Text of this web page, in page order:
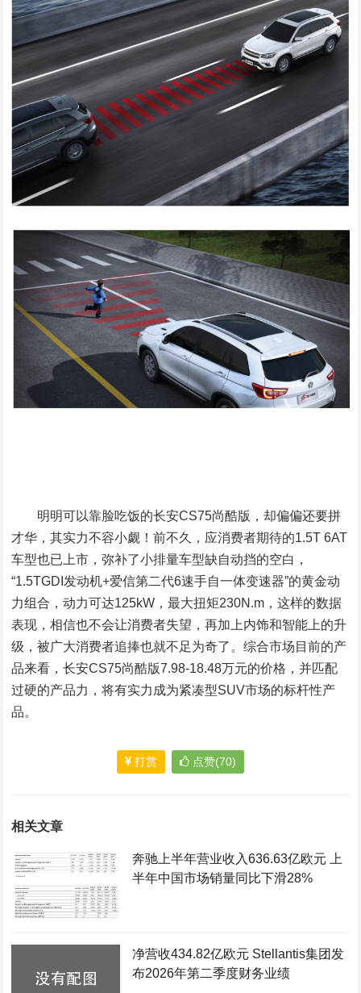
明明可以靠脸吃饭的长安CS75尚酷版，却偏偏还要拼
才华，其实力不容小觑！前不久，应消费者期待的1.5T 6AT
车型也已上市，弥补了小排量车型缺自动挡的空白，
“1.5TGDI发动机+爱信第二代6速手自一体变速器”的黄金动
力组合，动力可达125kW，最大扭矩230N.m，这样的数据
表现，相信也不会让消费者失望，再加上内饰和智能上的升
级，被广大消费者追捧也就不足为奇了。综合市场目前的产
品来看，长安CS75尚酷版7.98-18.48万元的价格，并匹配
过硬的产品力，将有实力成为紧凑型SUV市场的标杆性产
品。
打赏 点赞(70)
相关文章
奔驰上半年营业收入636.63亿欧元 上
半年中国市场销量同比下滑28%
净营收434.82亿欧元 Stellantis集团发
布2026年第二季度财务业绩